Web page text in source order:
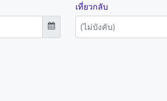
เที่ยวกลับ